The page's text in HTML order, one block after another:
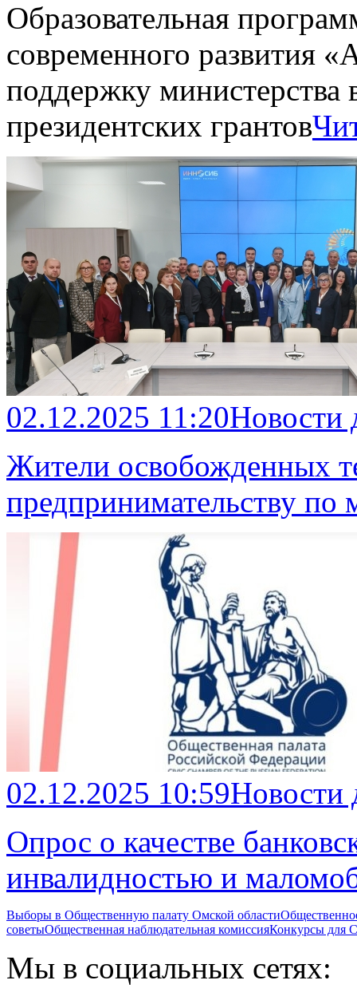
Образовательная
современного развития
поддержку
президентских грантов
02.12.2025 11:20
Жители освобожденных
предпринимательству по
02.12.2025 10:59
Опрос о качестве
инвалидностью и
Выборы в Общественную палату Омской области
советыОбщественная наблюдательная комиссияКонкурсы
Мы в социальных сетях: